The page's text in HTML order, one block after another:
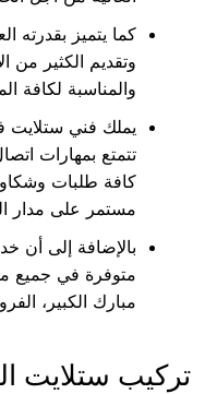
كما يتميز بقدرته
وتقديم الكثير من
والمناسبة لكافة
يملك فني ستلايت
تتمتع بمهارات
كافة طلبات
مستمر على مدار
بالإضافة إلى أن
متوفرة في جميع
مبارك الكبير،
تركيب ستلايت